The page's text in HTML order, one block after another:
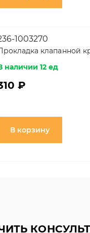
1003270
клапанной
наличии 12 ед
₽
В корзину